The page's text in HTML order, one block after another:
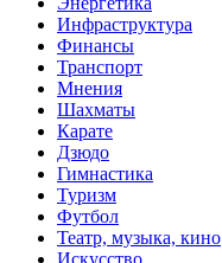
Инфраструктура
Финансы
Транспорт
Мнения
Шахматы
Карате
Дзюдо
Гимнастика
Туризм
Футбол
Театр, музыка, кино
Искусство